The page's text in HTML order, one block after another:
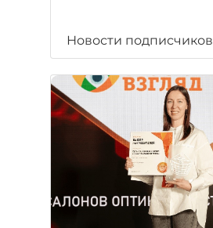
Новости подписчиков